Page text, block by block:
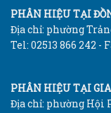
PHÂN HIỆU TẠI
Địa chỉ: phường
Tel: 02513 866 242 -
PHÂN HIỆU TẠI
Địa chỉ: phường Hội